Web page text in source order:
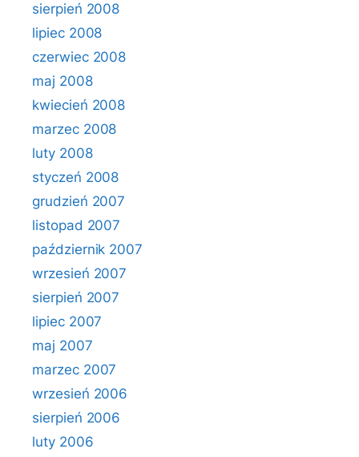
sierpień 2008
lipiec 2008
czerwiec 2008
maj 2008
kwiecień 2008
marzec 2008
luty 2008
styczeń 2008
grudzień 2007
listopad 2007
październik 2007
wrzesień 2007
sierpień 2007
lipiec 2007
maj 2007
marzec 2007
wrzesień 2006
sierpień 2006
luty 2006